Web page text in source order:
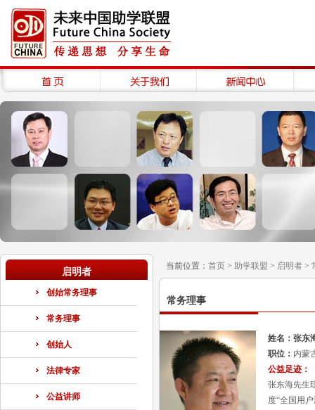
启明者
创始常务理事
常务理事
创始人
法律专家
公益讲师
当前位置： 首页 > 助学联盟 > 启明者 >
常务理事
姓名：张东
职位： 内蒙
公益足迹：
张东海先生
度“全国用